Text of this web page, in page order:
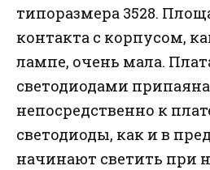
типоразмера 3528.
контакта с корпусом,
лампе, очень мала.
светодиодами припаяна
непосредственно к
светодиоды, как и в
начинают светить при